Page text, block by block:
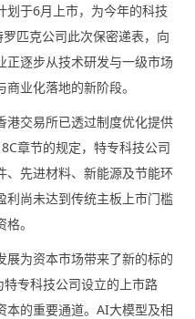
划于6月上市，为今年的科技
匹克公司此次保密递表，向
正逐步从技术研发与一级市场
业化落地的新阶段。
港交易所已透过制度优化提供
章节的规定，特专科技公司
、先进材料、新能源及节能环
利尚未达到传统主板上市门槛
。
展为资本市场带来了新的标的
专科技公司设立的上市路
本的重要通道。AI大模型及相